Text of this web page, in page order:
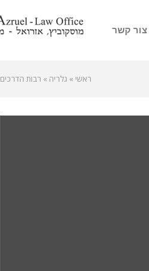
צור קשר
ראשי » גלריה » רבות הדרכים